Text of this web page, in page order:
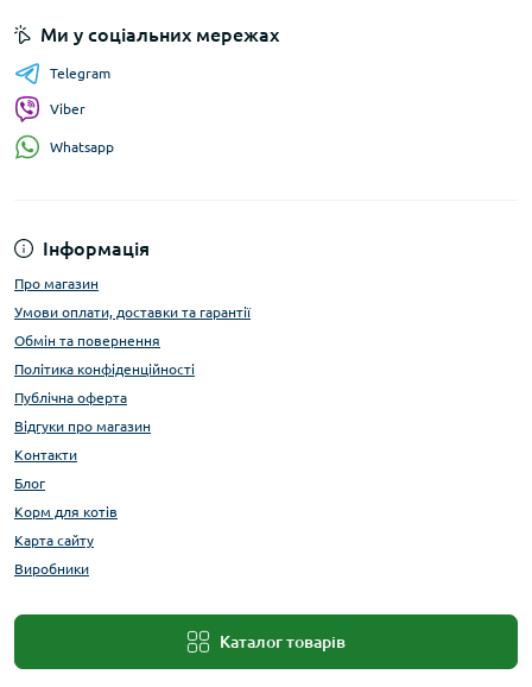
Інформація
Про магазин
Умови оплати, доставки та гарантії
Обмін та повернення
Політика конфіденційності
Публічна оферта
Відгуки про магазин
Контакти
Блог
Корм для котів
Карта сайту
Виробники
Каталог товарів
Ми у соціальних мережах
Telegram
Viber
Whatsapp